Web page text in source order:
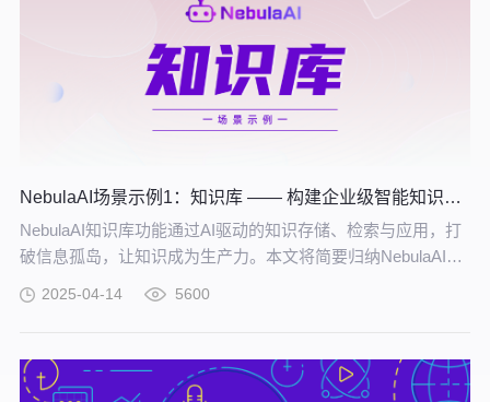
NebulaAI场景示例1：知识库 —— 构建企业级智能知识中枢
NebulaAI知识库功能通过AI驱动的知识存储、检索与应用，打
破信息孤岛，让知识成为生产力。本文将简要归纳NebulaAI用
所创建的部分应用。
2025-04-14 5600